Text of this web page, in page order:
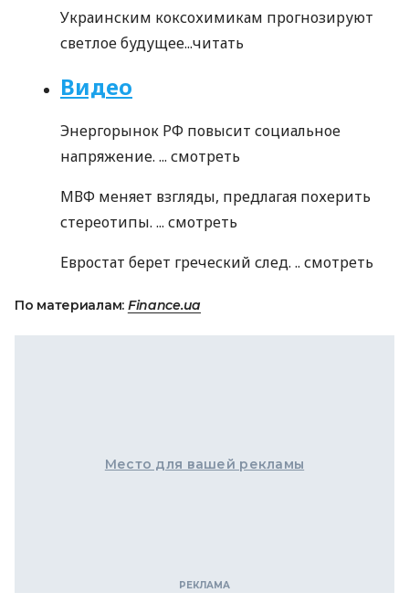
Украинским коксохимикам прогнозируют
светлое будущее...читать
Видео
Энергорынок РФ повысит социальное
напряжение. ... смотреть
МВФ меняет взгляды, предлагая похерить
стереотипы. ... смотреть
Евростат берет греческий след. .. смотреть
По материалам: Finance.ua
Место для вашей рекламы